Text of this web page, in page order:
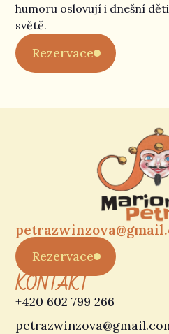
humoru oslovují i dnešní
světě.
Rezervace
Rezervace
KONTAKT
+420 602 799 266
Letos slaví pohádky o
téměř 100 let!
repertoáru mám hned
panence, která tence
s kočičkou dělali k
V repertoáru najdete
, který se
opravdové Vánoce.